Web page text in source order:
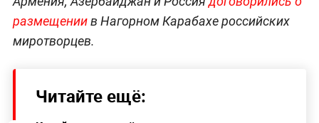
размещениив Нагорном Карабахе российских
миротворцев.
Читайте ещё: